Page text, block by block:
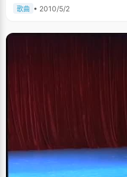
歌曲 • 2010/5/2